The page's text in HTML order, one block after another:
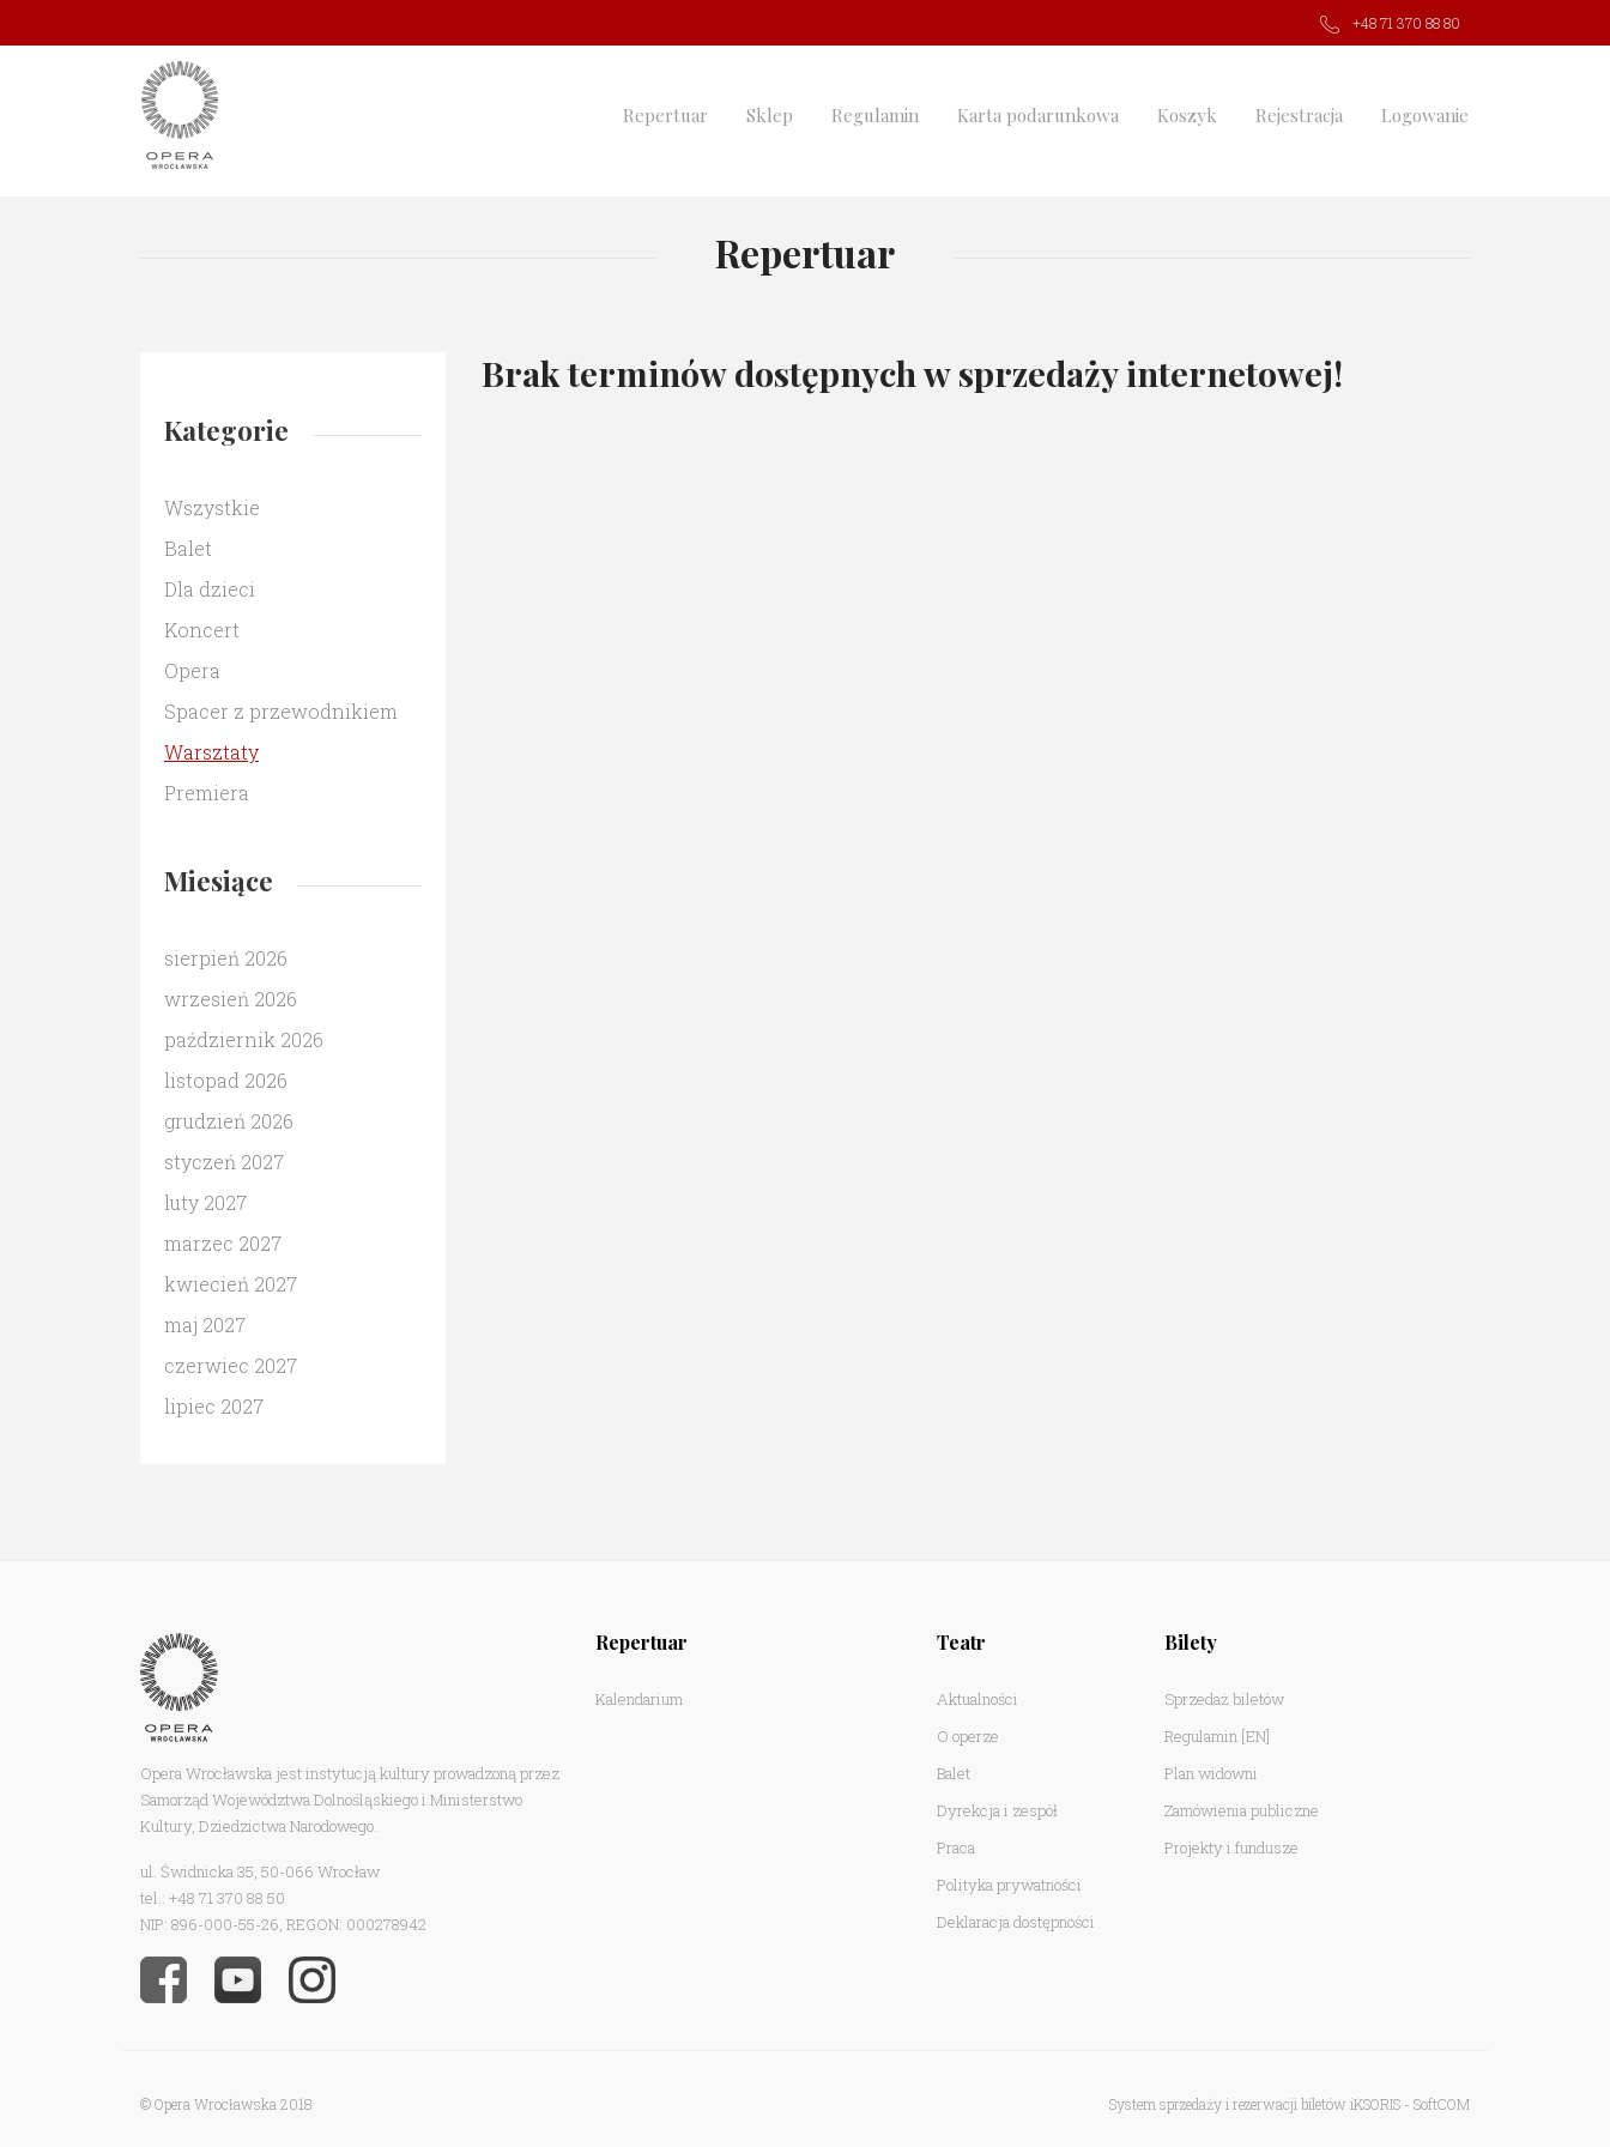
+48 71 370 88 80
Repertuar Sklep Regulamin Karta podarunkowa Koszyk Rejestracja Logowanie
Repertuar
Kategorie
Wszystkie
Balet
Dla dzieci
Koncert
Opera
Spacer z przewodnikiem
Warsztaty
Premiera
Miesiące
sierpień 2026
wrzesień 2026
październik 2026
listopad 2026
grudzień 2026
styczeń 2027
luty 2027
marzec 2027
kwiecień 2027
maj 2027
czerwiec 2027
lipiec 2027
Brak terminów dostępnych w sprzedaży internetowej!
Opera Wrocławska jest instytucją kultury prowadzoną przez
Samorząd Województwa Dolnośląskiego i Ministerstwo
Kultury, Dziedzictwa Narodowego.
ul. Świdnicka 35, 50-066 Wrocław
tel.: +48 71 370 88 50
NIP: 896-000-55-26, REGON: 000278942
Repertuar
Kalendarium
Teatr
Aktualności
O operze
Balet
Dyrekcja i zespół
Praca
Polityka prywatności
Deklaracja dostępności
Bilety
Sprzedaż biletów
Regulamin [EN]
Plan widowni
Zamówienia publiczne
Projekty i fundusze
© Opera Wrocławska 2018 System sprzedaży i rezerwacji biletów iKSORIS - SoftCOM